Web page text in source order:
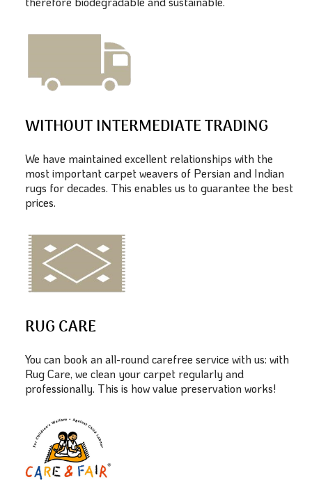
WITHOUT INTERMEDIATE TRADING
We have maintained excellent relationships with the
most important carpet weavers of Persian and Indian
rugs for decades. This enables us to guarantee the best
prices.
RUG CARE
You can book an all-round carefree service with us: with
Rug Care, we clean your carpet regularly and
professionally. This is how value preservation works!